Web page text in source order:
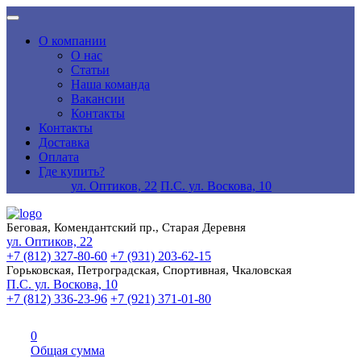
О компании
О нас
Статьи
Наша команда
Вакансии
Контакты
Контакты
Доставка
Оплата
Где купить?
ул. Оптиков, 22 П.С. ул. Воскова, 10
Беговая, Комендантский пр., Старая Деревня
ул. Оптиков, 22
+7 (812) 327-80-60 +7 (931) 203-62-15
Горьковская, Петроградская, Спортивная, Чкаловская
П.С. ул. Воскова, 10
+7 (812) 336-23-96 +7 (921) 371-01-80
0
Общая сумма